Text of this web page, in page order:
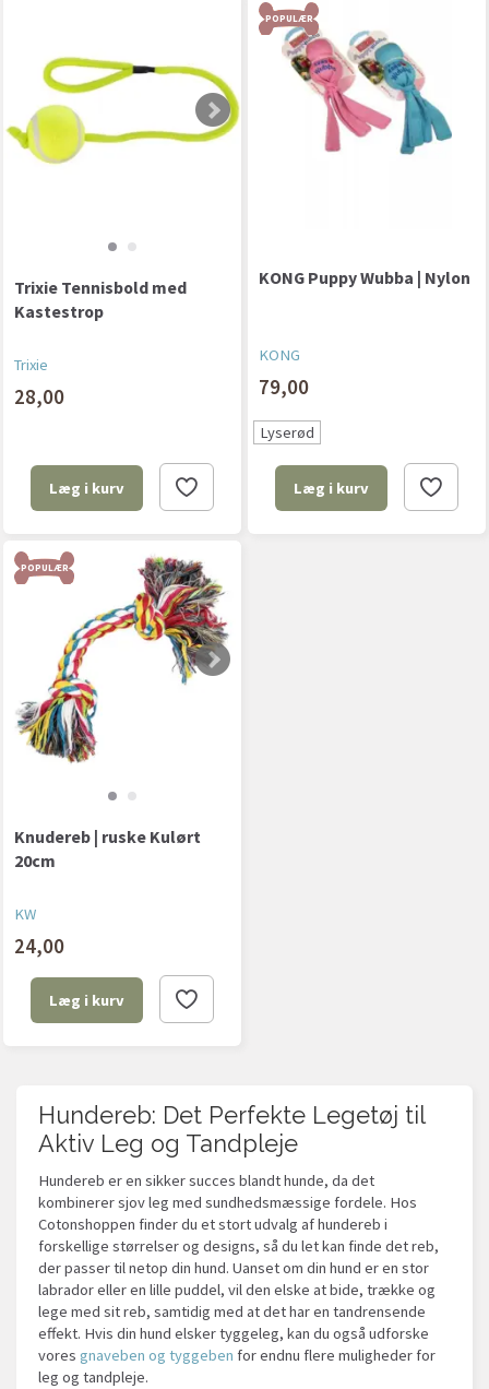
Trixie Tennisbold med
Kastestrop
Trixie
28,00
Læg i kurv
POPULÆR
KONG Puppy Wubba | Nylon
KONG
79,00
Lyserød
Læg i kurv
POPULÆR
Knudereb | ruske Kulørt
20cm
KW
24,00
Læg i kurv
Hundereb: Det Perfekte Legetøj til
Aktiv Leg og Tandpleje
Hundereb er en sikker succes blandt hunde, da det
kombinerer sjov leg med sundhedsmæssige fordele. Hos
Cotonshoppen finder du et stort udvalg af hundereb i
forskellige størrelser og designs, så du let kan finde det reb,
der passer til netop din hund. Uanset om din hund er en stor
labrador eller en lille puddel, vil den elske at bide, trække og
lege med sit reb, samtidig med at det har en tandrensende
effekt. Hvis din hund elsker tyggeleg, kan du også udforske
vores gnaveben og tyggeben for endnu flere muligheder for
leg og tandpleje.